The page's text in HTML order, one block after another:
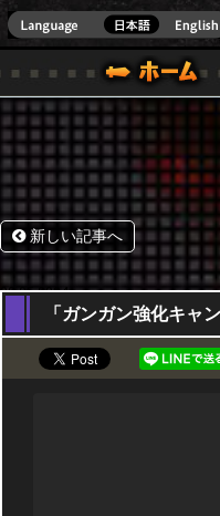
ONE VER.]
ガイド
ル｜HAPPY WARS(ハッピーウォ
サポー
新しい記事へ
02,05,2024
「ガンガン強化キャ